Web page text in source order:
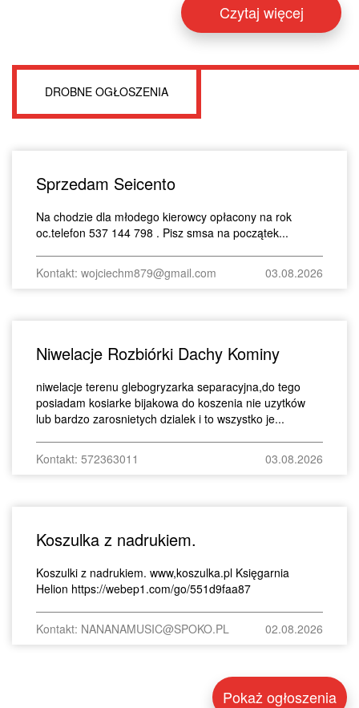
Czytaj więcej
DROBNE OGŁOSZENIA
Sprzedam Seicento
Na chodzie dla młodego kierowcy opłacony na rok
oc.telefon 537 144 798 . Pisz smsa na początek...
Kontakt: wojciechm879@gmail.com 03.08.2026
Niwelacje Rozbiórki Dachy Kominy
niwelacje terenu glebogryzarka separacyjna,do tego
posiadam kosiarke bijakowa do koszenia nie uzytków
lub bardzo zarosnietych dzialek i to wszystko je...
Kontakt: 572363011 03.08.2026
Koszulka z nadrukiem.
Koszulki z nadrukiem. www,koszulka.pl Księgarnia
Helion https://webep1.com/go/551d9faa87
Kontakt: NANANAMUSIC@SPOKO.PL 02.08.2026
Pokaż ogłoszenia